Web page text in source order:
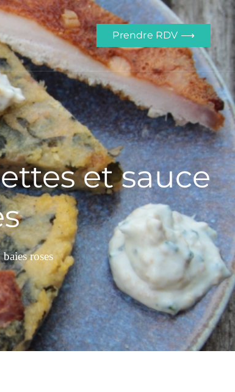
Prendre RDV ⟶
et sauce
roses